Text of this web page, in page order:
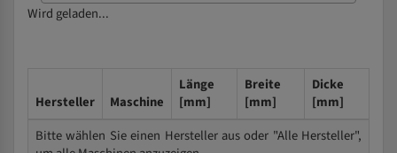
Wird geladen...
Hersteller Maschine
Länge
[mm]
Breite
[mm]
Dicke
[mm]
Bitte wählen Sie einen Hersteller aus oder "Alle Hersteller",